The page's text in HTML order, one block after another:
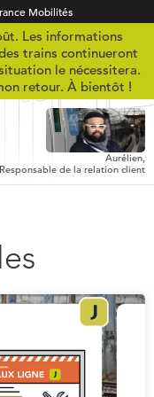
Mobilités
Les informations
trains continueront
le nécessitera.
retour. À bientôt !
Aurélien,
Responsable de la relation client